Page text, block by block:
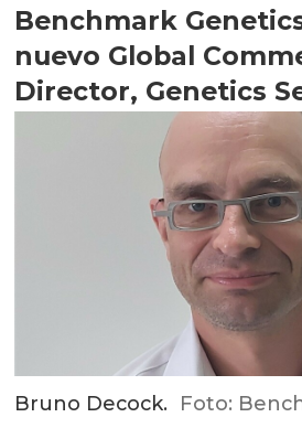
Benchmark
nuevo Global
Director, Genetics
Bruno Decock. Foto: